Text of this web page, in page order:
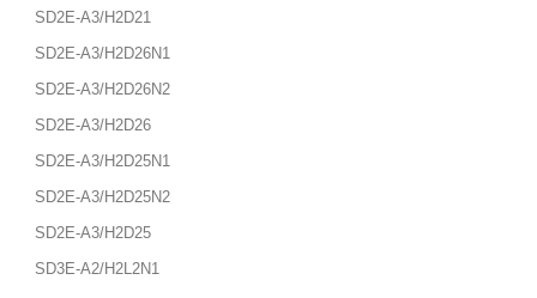
SD2E-A3/H2D21
SD2E-A3/H2D26N1
SD2E-A3/H2D26N2
SD2E-A3/H2D26
SD2E-A3/H2D25N1
SD2E-A3/H2D25N2
SD2E-A3/H2D25
SD3E-A2/H2L2N1